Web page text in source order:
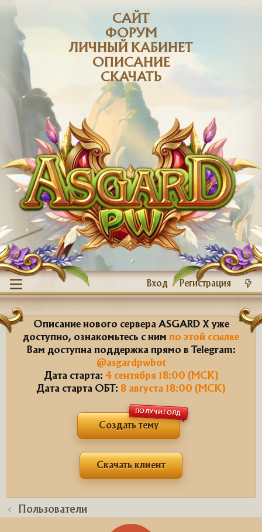
САЙТ
ФОРУМ
ЛИЧНЫЙ КАБИНЕТ
ОПИСАНИЕ
СКАЧАТЬ
Вход Регистрация
Описание нового сервера ASGARD X уже
доступно, ознакомьтесь с ним по этой ссылке
Вам доступна поддержка прямо в Telegram:
@asgardpwbot
Дата старта: 4 сентября 18:00 (МСК)
Дата старта ОБТ: 8 августа 18:00 (МСК)
Создать тему
ПОЛУЧИ ГОЛД
Скачать клиент
Пользователи